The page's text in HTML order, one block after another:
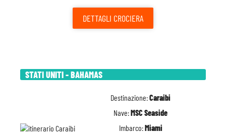
DETTAGLI CROCIERA
STATI UNITI - BAHAMAS
Destinazione:Caraibi
Nave:MSC Seaside
Imbarco:Miami